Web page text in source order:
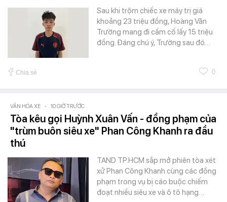
Sau khi trộm chiếc xe máy trị giá
khoảng 23 triệu đồng, Hoàng Văn
Trường mang đi cầm cố lấy 15 triệu
đồng. Đáng chú ý, Trường sau đó…
Chia sẻ 0
VĂN HÓA XE - 10 GIỜ TRƯỚC
Tòa kêu gọi Huỳnh Xuân Vấn - đồng phạm của
"trùm buôn siêu xe" Phan Công Khanh ra đầu
thú
TAND TP.HCM sắp mở phiên tòa xét
xử Phan Công Khanh cùng các đồng
phạm trong vụ bị cáo buộc chiếm
đoạt nhiều siêu xe và ô tô hạng…